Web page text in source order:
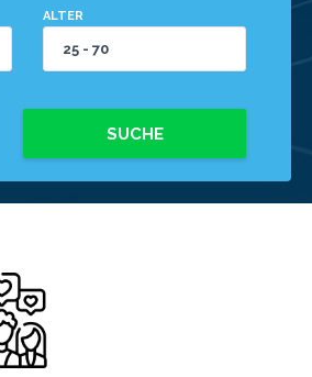
ALTER
SUCHE